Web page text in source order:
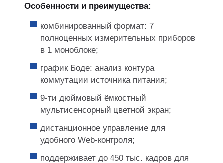
Особенности и преимущества:
комбинированный формат: 7
полноценных измерительных приборов
в 1 моноблоке;
график Боде: анализ контура
коммутации источника питания;
9-ти дюймовый ёмкостный
мультисенсорный цветной экран;
дистанционное управление для
удобного Web-контроля;
поддерживает до 450 тыс. кадров для